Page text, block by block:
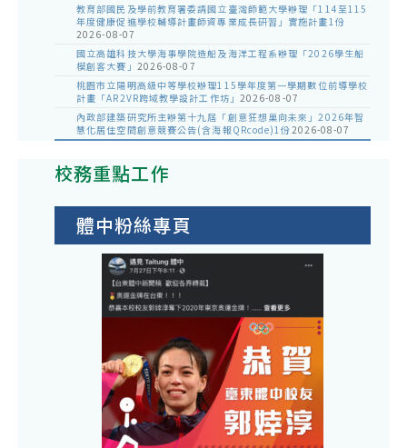
教育部國民及學前教育署委請國立臺灣師範大學辦理「114至115
年度健康促進學校輔導計畫師資專業成長研習」實施計畫1份
2026-08-07
國立高雄科技大學海事學院造船及海洋工程系辦理「2026學生船
模創客大賽」 2026-08-07
桃園市立陽明高級中等學校辦理115學年度第一學期數位前導學校
計畫「AR2VR跨域教學設計工作坊」 2026-08-07
內政部建築研究所主辦第十九屆「創意狂想巢向未來」2026年智
慧化居住空間創意競賽公告(含海報QRcode)1份2026-08-07
校務重點工作
體中粉絲專頁